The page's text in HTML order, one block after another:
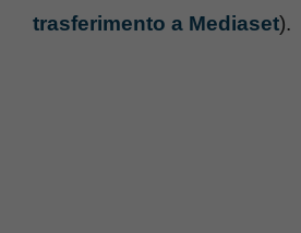
trasferimento a Mediaset).